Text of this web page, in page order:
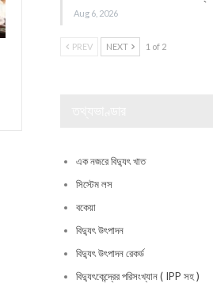
Aug 6, 2026
PREV NEXT 1 of 2
এক নজরে বিদ্যুৎ খাত
সিস্টেম লস
বকেয়া
বিদ্যুৎ উৎপাদন
বিদ্যুৎ উৎপাদন রেকর্ড
বিদ্যুৎকেন্দ্রের পরিসংখ্যান ( IPP সহ )